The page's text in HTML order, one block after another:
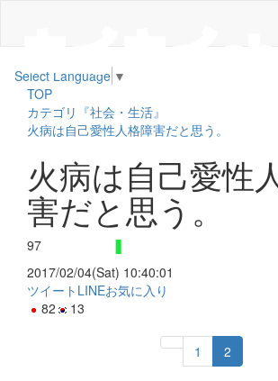
Select Language ▼
TOP
カテゴリ『社会・生活』
火病は自己愛性人格障害だと思う。
火病は自己愛性
害だと思う。
97
2017/02/04(Sat) 10:40:01
ツイート LINEお気に入り
82
13
1 2